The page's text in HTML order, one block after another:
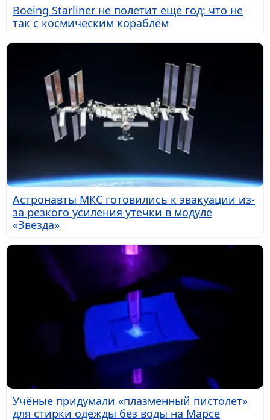
Boeing Starliner не полетит ещё год: что не
так с космическим кораблём
Астронавты МКС готовились к эвакуации из-
за резкого усиления утечки в модуле
«Звезда»
Учёные придумали «плазменный пистолет»
для стирки одежды без воды на Марсе